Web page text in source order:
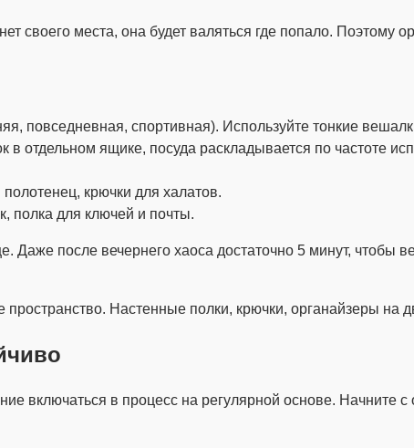
своего места, она будет валяться где попало. Поэтому
повседневная, спортивная). Используйте тонкие
отдельном ящике, посуда раскладывается по частоте
крючки для халатов.
полка для ключей и почты.
Даже после вечернего хаоса достаточно 5 минут, чтобы
пространство. Настенные полки, крючки, органайзеры на
включаться в процесс на регулярной основе. Начните